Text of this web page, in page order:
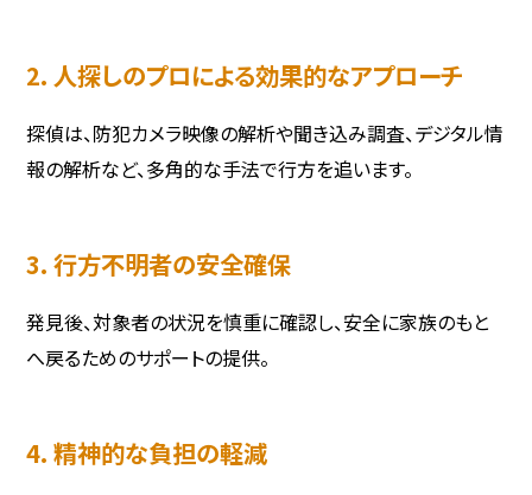
2. 人探しのプロによる効果的なアプローチ
探偵は、防犯カメラ映像の解析や聞き込み調査、デジタル情
報の解析など、多角的な手法で行方を追います。
3. 行方不明者の安全確保
発見後、対象者の状況を慎重に確認し、安全に家族のもと
へ戻るためのサポートの提供。
4. 精神的な負担の軽減